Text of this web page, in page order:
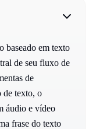
baseado em texto
de seu fluxo de
de
de texto, o
áudio e vídeo
frase do texto